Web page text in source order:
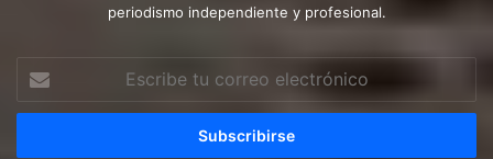
periodismo independiente y profesional.
correo